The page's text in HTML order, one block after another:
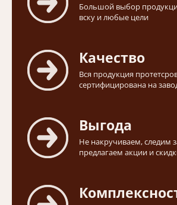
Большой выбор
вску и любые цели
Качество
Вся продукция
сертифицирована на
Выгода
Не накручиваем, следим
предлагаем акции и